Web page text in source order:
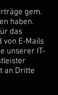
gem.
haben.
das
von E-Mails
unserer IT-
an Dritte